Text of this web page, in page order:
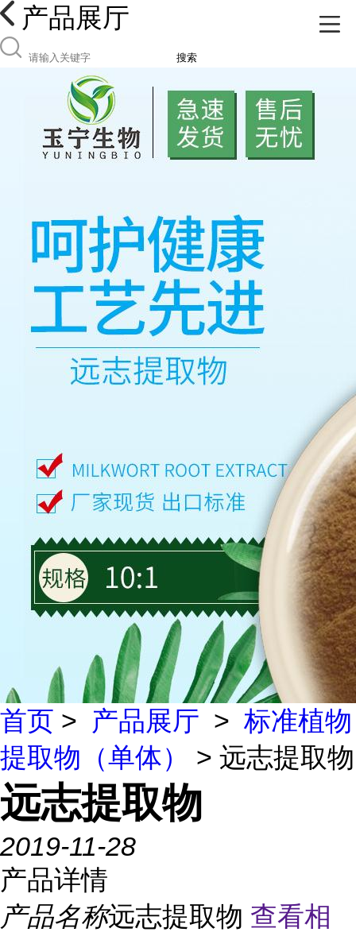
产品展厅
搜索
首页 > 产品展厅 > 标准植物
提取物（单体）
> 远志提取物
远志提取物
2019-11-28
产品详情
产品名称远志提取物 查看相